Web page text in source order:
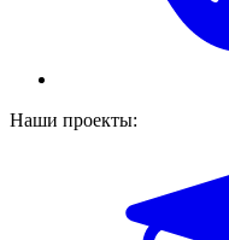
Наши проекты: